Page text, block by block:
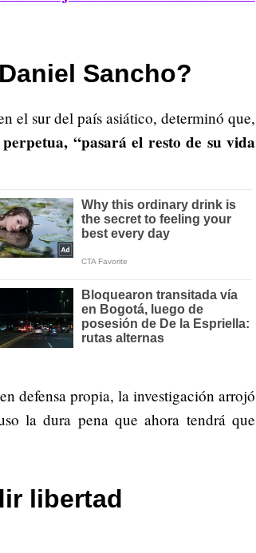
Sancho?
el sur del país asiático, determinó que,
“pasará el resto de su vida
defensa propia, la investigación arrojó
la dura pena que ahora tendrá que
libertad